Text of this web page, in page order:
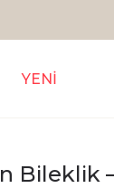
YENİ
Bileklik